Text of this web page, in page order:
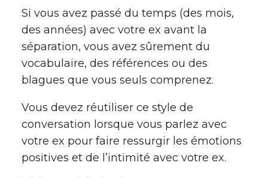
Si vous avez passé du temps (des mois,
des années) avec votre ex avant la
séparation, vous avez sûrement du
vocabulaire, des références ou des
blagues que vous seuls comprenez.
Vous devez réutiliser ce style de
conversation lorsque vous parlez avec
votre ex pour faire ressurgir les émotions
positives et de l’intimité avec votre ex.